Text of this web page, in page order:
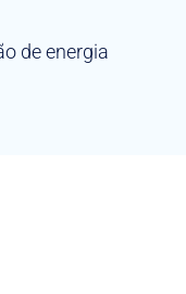
de energia